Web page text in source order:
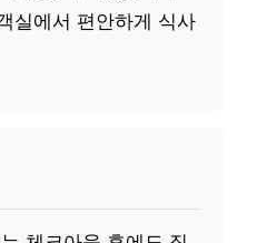
실에서 편안하게 식사